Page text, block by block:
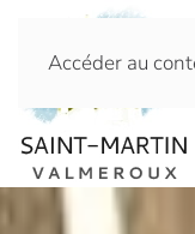
Accéder au